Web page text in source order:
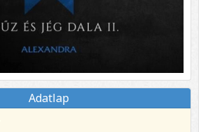
Adatlap